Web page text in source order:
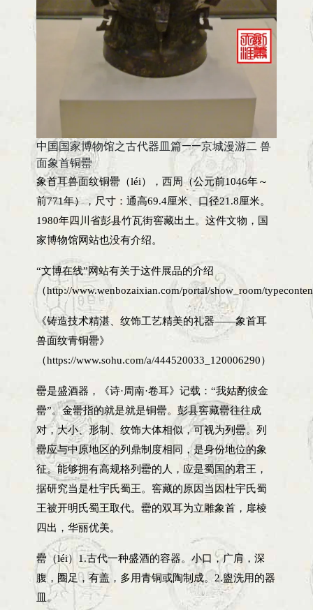
中国国家博物馆之古代器皿篇——京城漫游二 兽
面象首铜罍
象首耳兽面纹铜罍（léi），西周（公元前1046年～
前771年），尺寸：通高69.4厘米、口径21.8厘米。
1980年四川省彭县竹瓦街窖藏出土。这件文物，国
家博物馆网站也没有介绍。
“文博在线”网站有关于这件展品的介绍
（http://www.wenbozaixian.com/portal/show_room/
《铸造技术精湛、纹饰工艺精美的礼器——象首耳
兽面纹青铜罍》
（https://www.sohu.com/a/444520033_120006290）
罍是盛酒器，《诗·周南·卷耳》记载：“我姑酌彼金
罍”。金罍指的就是就是铜罍。彭县窖藏罍往往成
对，大小、形制、纹饰大体相似，可视为列罍。列
罍应与中原地区的列鼎制度相同，是身份地位的象
征。能够拥有高规格列罍的人，应是蜀国的君王，
据研究当是杜宇氏蜀王。窖藏的原因当因杜宇氏蜀
王被开明氏蜀王取代。罍的双耳为立雕象首，扉棱
四出，华丽优美。
罍（léi）1.古代一种盛酒的容器。小口，广肩，深
腹，圈足，有盖，多用青铜或陶制成。2.盥洗用的器
皿。